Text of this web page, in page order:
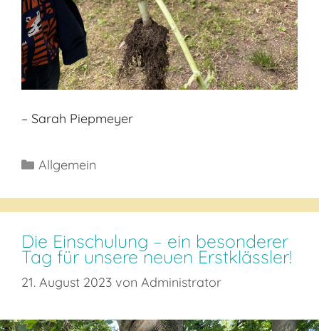
– Sarah Piepmeyer
Kategorien
Allgemein
Die Einschulung – ein besonderer
Tag für unsere neuen Erstklässler!
21. August 2023 von Administrator